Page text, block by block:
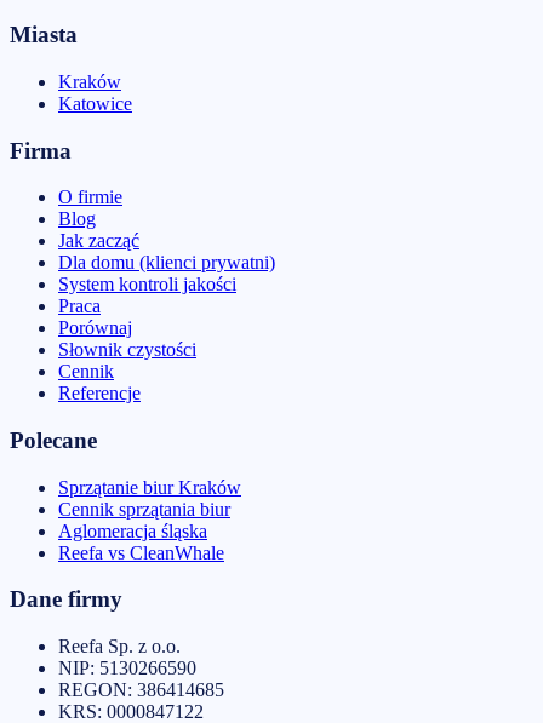
Miasta
Kraków
Katowice
Firma
O firmie
Blog
Jak zacząć
Dla domu (klienci prywatni)
System kontroli jakości
Praca
Porównaj
Słownik czystości
Cennik
Referencje
Polecane
Sprzątanie biur Kraków
Cennik sprzątania biur
Aglomeracja śląska
Reefa vs CleanWhale
Dane firmy
Reefa Sp. z o.o.
NIP: 5130266590
REGON: 386414685
KRS: 0000847122